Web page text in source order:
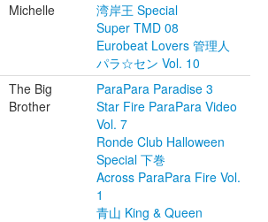
Michelle
湾岸王 Special
Super TMD 08
Eurobeat Lovers 管理人
パラ☆セン Vol. 10
The Big
Brother
ParaPara Paradise 3
Star Fire ParaPara Video
Vol. 7
Ronde Club Halloween
Special 下巻
Across ParaPara Fire Vol.
1
青山 King & Queen